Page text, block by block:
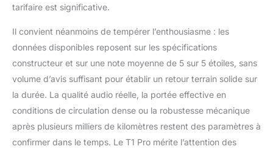
niveau de charge
actuel, et la capacité
restante de la batterie
s'affiche également en
smartphone
Conception
ergonomique et
intuitive : Le T1 PRO
tarifaire est significative.
Il convient néanmoins de tempérer l’enthousiasme : les
données disponibles reposent sur les spécifications
constructeur et sur une note moyenne de 5 sur 5 étoiles, sans
volume d’avis suffisant pour établir un retour terrain solide sur
la durée. La qualité audio réelle, la portée effective en
conditions de circulation dense ou la robustesse mécanique
après plusieurs milliers de kilomètres restent des paramètres à
confirmer dans le temps. Le T1 Pro mérite l’attention des